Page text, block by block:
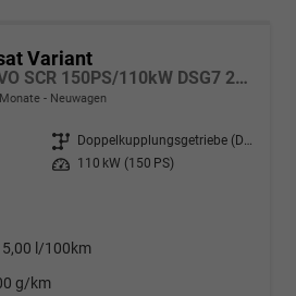
Variant
Elegance 2.0 TDI EVO SCR 150PS/110kW DSG7 2026
Neuwagen
Getriebe
Doppelkupplungsgetriebe (DSG)
Leistung 110 kW (150 PS)
5,00 l/100km
g/km